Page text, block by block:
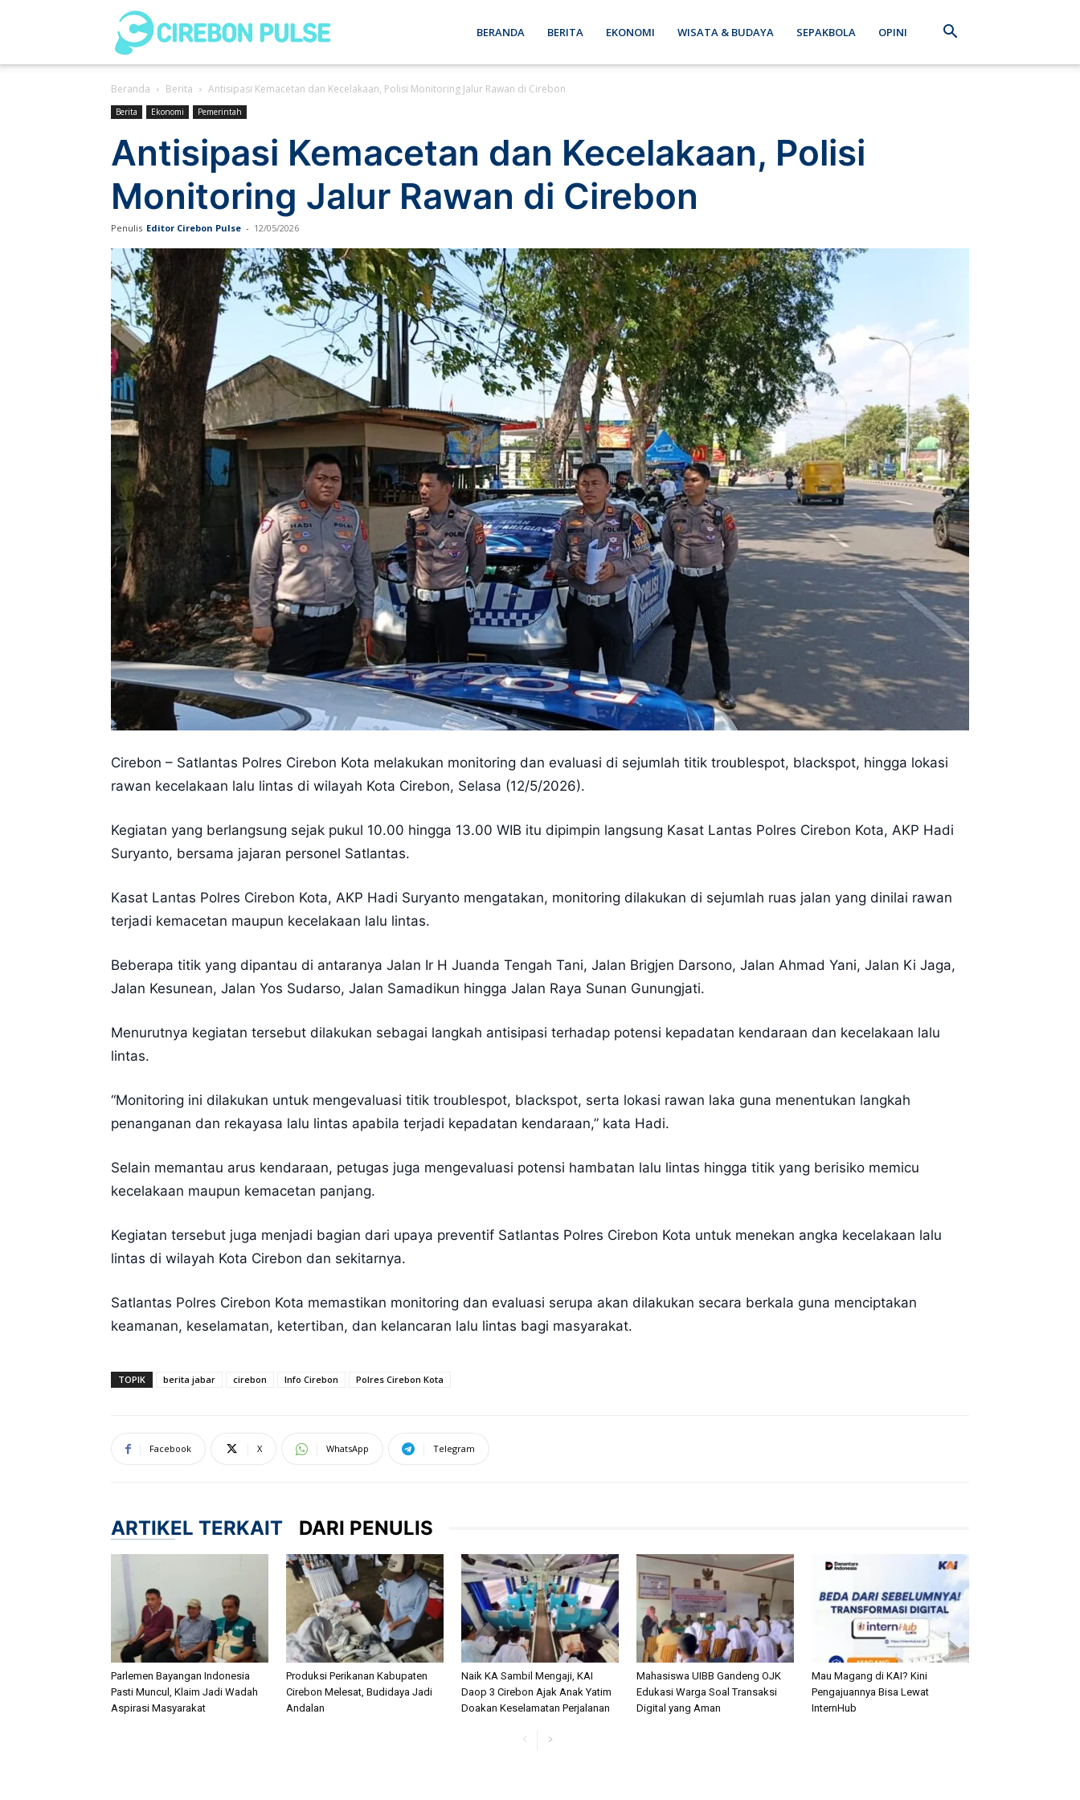
Pulse
BERANDA BERITA EKONOMI WISATA & BUDAYA SEPAKBOLA OPINI
Beranda Berita Antisipasi Kemacetan dan Kecelakaan, Polisi Monitoring Jalur Rawan di Cirebon
Berita Ekonomi Pemerintah
Antisipasi Kemacetan dan Kecelakaan, Polisi
Monitoring Jalur Rawan di Cirebon
Penulis Editor Cirebon Pulse - 12/05/2026
Cirebon – Satlantas Polres Cirebon Kota melakukan monitoring dan evaluasi di sejumlah titik troublespot, blackspot, hingga lokasi
rawan kecelakaan lalu lintas di wilayah Kota Cirebon, Selasa (12/5/2026).
Kegiatan yang berlangsung sejak pukul 10.00 hingga 13.00 WIB itu dipimpin langsung Kasat Lantas Polres Cirebon Kota, AKP Hadi
Suryanto, bersama jajaran personel Satlantas.
Kasat Lantas Polres Cirebon Kota, AKP Hadi Suryanto mengatakan, monitoring dilakukan di sejumlah ruas jalan yang dinilai rawan
terjadi kemacetan maupun kecelakaan lalu lintas.
Beberapa titik yang dipantau di antaranya Jalan Ir H Juanda Tengah Tani, Jalan Brigjen Darsono, Jalan Ahmad Yani, Jalan Ki Jaga,
Jalan Kesunean, Jalan Yos Sudarso, Jalan Samadikun hingga Jalan Raya Sunan Gunungjati.
Menurutnya kegiatan tersebut dilakukan sebagai langkah antisipasi terhadap potensi kepadatan kendaraan dan kecelakaan lalu
lintas.
“Monitoring ini dilakukan untuk mengevaluasi titik troublespot, blackspot, serta lokasi rawan laka guna menentukan langkah
penanganan dan rekayasa lalu lintas apabila terjadi kepadatan kendaraan,” kata Hadi.
Selain memantau arus kendaraan, petugas juga mengevaluasi potensi hambatan lalu lintas hingga titik yang berisiko memicu
kecelakaan maupun kemacetan panjang.
Kegiatan tersebut juga menjadi bagian dari upaya preventif Satlantas Polres Cirebon Kota untuk menekan angka kecelakaan lalu
lintas di wilayah Kota Cirebon dan sekitarnya.
Satlantas Polres Cirebon Kota memastikan monitoring dan evaluasi serupa akan dilakukan secara berkala guna menciptakan
keamanan, keselamatan, ketertiban, dan kelancaran lalu lintas bagi masyarakat.
TOPIK berita jabar cirebon Info Cirebon Polres Cirebon Kota
Facebook X WhatsApp Telegram
ARTIKEL TERKAIT DARI PENULIS
Parlemen Bayangan Indonesia
Pasti Muncul, Klaim Jadi Wadah
Aspirasi Masyarakat
Produksi Perikanan Kabupaten
Cirebon Melesat, Budidaya Jadi
Andalan
Naik KA Sambil Mengaji, KAI
Daop 3 Cirebon Ajak Anak Yatim
Doakan Keselamatan Perjalanan
Mahasiswa UIBB Gandeng OJK
Edukasi Warga Soal Transaksi
Digital yang Aman
Mau Magang di KAI? Kini
Pengajuannya Bisa Lewat
InternHub